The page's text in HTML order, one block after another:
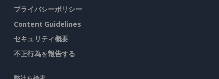
プライバシーポリシー
Content Guidelines
セキュリティ概要
不正行為を報告する